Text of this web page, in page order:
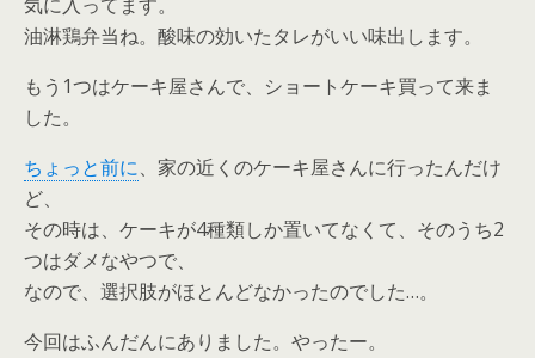
油淋鶏弁当ね。酸味の効いたタレがいい味出します。
もう1つはケーキ屋さんで、ショートケーキ買って来ま
した。
ちょっと前に、家の近くのケーキ屋さんに行ったんだけ
ど、
その時は、ケーキが4種類しか置いてなくて、そのうち2
つはダメなやつで、
なので、選択肢がほとんどなかったのでした…。
今回はふんだんにありました。やったー。